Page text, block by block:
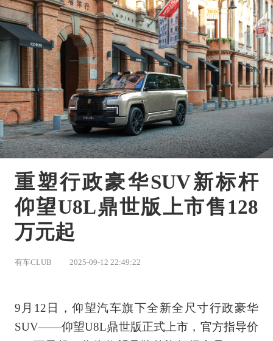
重塑行政豪华SUV新标杆
仰望U8L鼎世版上市售128
万元起
有车CLUB 2025-09-12 22:49:22
9月12日，仰望汽车旗下全新全尺寸行政豪华
SUV——仰望U8L鼎世版正式上市，官方指导价